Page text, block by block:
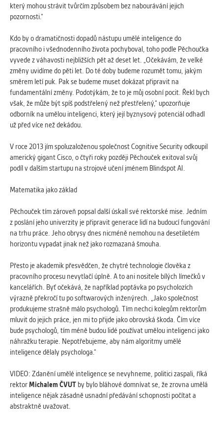
který mohou strávit tvůrčím způsobem bez nabourávání jejich
pozornosti.“
Kdo by o dramatičnosti dopadů nástupu umělé inteligence do
pracovního i všednodenního života pochyboval, toho podle Pěchoučka
vyvede z váhavosti nejbližších pět až deset let. „Očekávám, že velké
změny uvidíme do pěti let. Do té doby budeme rozumět tomu, jakým
směrem letí puk. Pak se budeme muset dokázat připravit na
fundamentální změny. Podotýkám, že to je můj osobní pocit. Řekl bych
však, že může být spíš podstřelený než přestřelený,“ upozorňuje
odborník na umělou inteligenci, který její byznysový potenciál odhadl
už před více než dekádou.
V roce 2013 jím spoluzaloženou společnost Cognitive Security odkoupil
americký gigant Cisco, o čtyři roky později Pěchouček exitoval svůj
podíl v dalším startupu na strojové učení jménem Blindspot AI.
Matematika jako základ
Pěchouček tím zároveň popsal další úskalí své rektorské mise. Jedním
z poslání jeho univerzity je připravit generace lidí na budoucí fungování
na trhu práce. Jeho obrysy dnes nicméně nemohou na desetiletém
horizontu vypadat jinak než jako rozmazaná šmouha.
Přesto je akademik přesvědčen, že chytré technologie člověka z
pracovního procesu nevytlačí úplně. A to ani nositele bílých límečků v
kancelářích. Byť očekává, že například poptávka po psycholozích
výrazně překročí tu po softwarových inženýrech. „Jako společnost
produkujeme strašně málo psychologů. Tím nechci kolegům rektorům
mluvit do jejich práce, jen mi to přijde jako obrovská škoda. Čím více
bude psychologů, tím méně budou lidé používat umělou inteligenci jako
náhražku terapie. Nepotřebujeme, aby nám algoritmy umělé
inteligence dělaly psychologa.“
VIDEO: Zdanění umělé inteligence se nevyhneme, politici zaspali, říká
rektor MichalemČVUT by bylo bláhové domnívat se, že zrovna umělá
inteligence nějak zásadně usnadní předávání schopnosti počítat a
abstraktně uvažovat.